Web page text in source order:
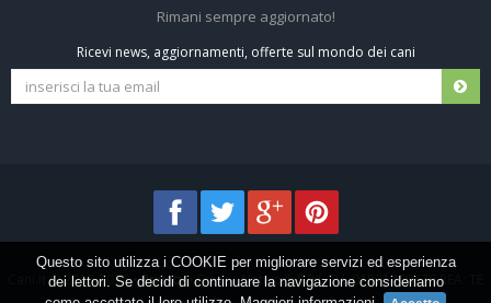
Tutti i cani iscritti
Negozio per cani
Spedizioni e resi
Rimani sempre aggiornato!
Ricevi news, aggiornamenti, offerte sul mondo dei cani
Cani.it © 2013-2026 •Privacy•Frezza Network S.R.L. P.I. 01821400676 REA: TE
Questo sito utilizza i COOKIE per migliorare servizi ed esperienza
dei lettori. Se decidi di continuare la navigazione consideriamo